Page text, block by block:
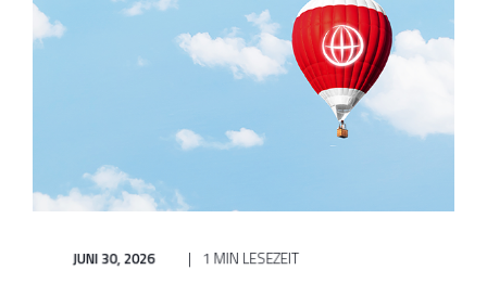
JUNI 30, 2026 1 MIN LESEZEIT